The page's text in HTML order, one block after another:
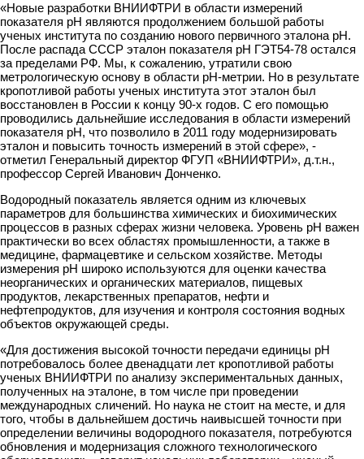
«Новые разработки ВНИИФТРИ в области измерений
показателя pH являются продолжением большой работы
ученых института по созданию нового первичного эталона рН.
После распада СССР эталон показателя рН ГЭТ54-78 остался
за пределами РФ. Мы, к сожалению, утратили свою
метрологическую основу в области рН-метрии. Но в результате
кропотливой работы ученых института этот эталон был
восстановлен в России к концу 90-х годов. С его помощью
проводились дальнейшие исследования в области измерений
показателя pH, что позволило в 2011 году модернизировать
эталон и повысить точность измерений в этой сфере», -
отметил Генеральный директор ФГУП «ВНИИФТРИ», д.т.н.,
профессор Сергей Иванович Донченко.
Водородный показатель является одним из ключевых
параметров для большинства химических и биохимических
процессов в разных сферах жизни человека. Уровень pH важен
практически во всех областях промышленности, а также в
медицине, фармацевтике и сельском хозяйстве. Методы
измерения рН широко используются для оценки качества
неорганических и органических материалов, пищевых
продуктов, лекарственных препаратов, нефти и
нефтепродуктов, для изучения и контроля состояния водных
объектов окружающей среды.
«Для достижения высокой точности передачи единицы рН
потребовалось более двенадцати лет кропотливой работы
ученых ВНИИФТРИ по анализу экспериментальных данных,
полученных на эталоне, в том числе при проведении
международных сличений. Но наука не стоит на месте, и для
того, чтобы в дальнейшем достичь наивысшей точности при
определении величины водородного показателя, потребуются
обновления и модернизация сложного технологического